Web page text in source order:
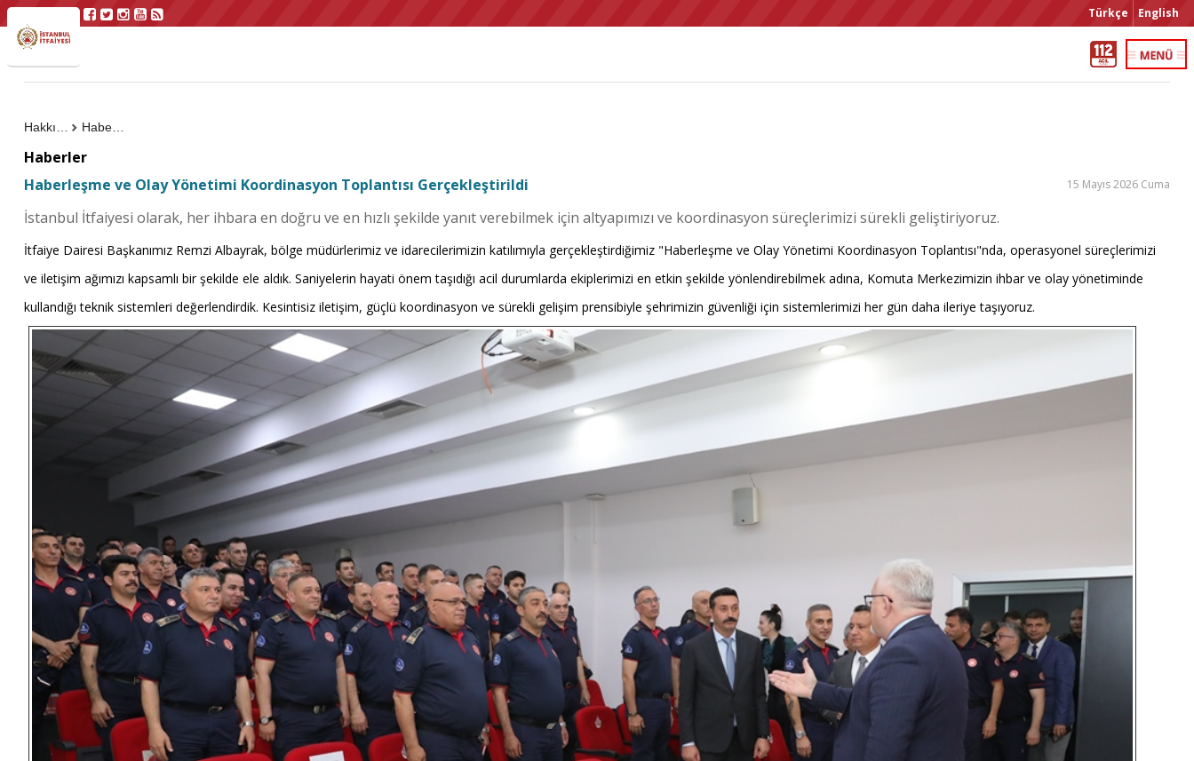
Türkçe English
Haberler
Haberler
Haberleşme ve Olay Yönetimi Koordinasyon Toplantısı Gerçekleştirildi
15 Mayıs 2026 Cuma
İstanbul İtfaiyesi olarak, her ihbara en doğru ve en hızlı şekilde yanıt verebilmek için altyapımızı ve koordinasyon süreçlerimizi sürekli geliştiriyoruz.
İtfaiye Dairesi Başkanımız Remzi Albayrak, bölge müdürlerimiz ve idarecilerimizin katılımıyla gerçekleştirdiğimiz "Haberleşme ve Olay Yönetimi Koordinasyon Toplantısı"nda, operasyonel süreçlerimizi
ve iletişim ağımızı kapsamlı bir şekilde ele aldık. Saniyelerin hayati önem taşıdığı acil durumlarda ekiplerimizi en etkin şekilde yönlendirebilmek adına, Komuta Merkezimizin ihbar ve olay yönetiminde
kullandığı teknik sistemleri değerlendirdik. Kesintisiz iletişim, güçlü koordinasyon ve sürekli gelişim prensibiyle şehrimizin güvenliği için sistemlerimizi her gün daha ileriye taşıyoruz.